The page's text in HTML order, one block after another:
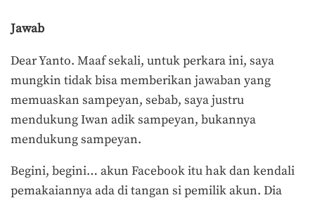
Jawab
Dear Yanto. Maaf sekali, untuk perkara ini, saya
mungkin tidak bisa memberikan jawaban yang
memuaskan sampeyan, sebab, saya justru
mendukung Iwan adik sampeyan, bukannya
mendukung sampeyan.
Begini, begini… akun Facebook itu hak dan kendali
pemakaiannya ada di tangan si pemilik akun. Dia